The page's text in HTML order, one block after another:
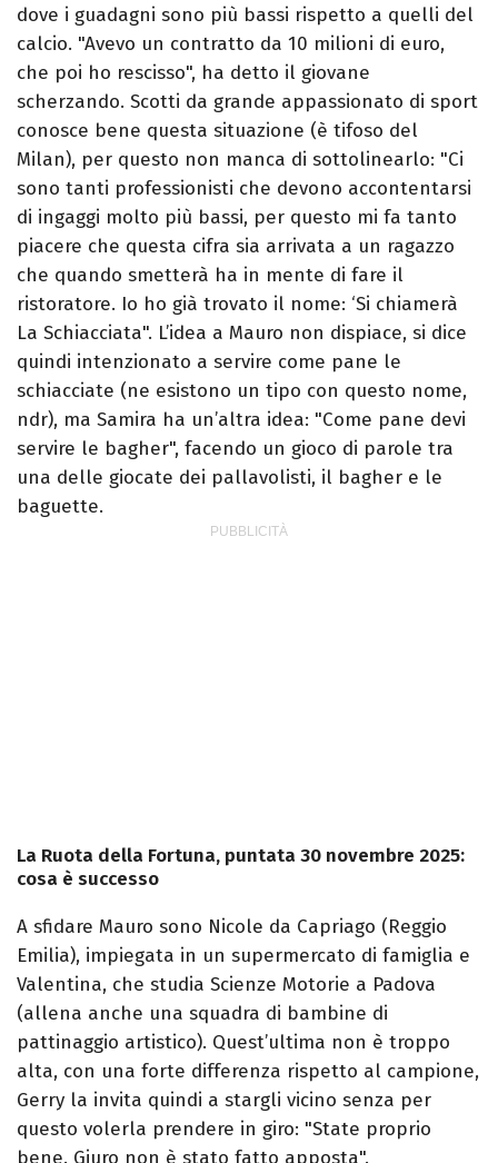
dove i guadagni sono più bassi rispetto a quelli del
calcio. "Avevo un contratto da 10 milioni di euro,
che poi ho rescisso", ha detto il giovane
scherzando. Scotti da grande appassionato di sport
conosce bene questa situazione (è tifoso del
Milan), per questo non manca di sottolinearlo: "Ci
sono tanti professionisti che devono accontentarsi
di ingaggi molto più bassi, per questo mi fa tanto
piacere che questa cifra sia arrivata a un ragazzo
che quando smetterà ha in mente di fare il
ristoratore. Io ho già trovato il nome: ‘Si chiamerà
La Schiacciata". L’idea a Mauro non dispiace, si dice
quindi intenzionato a servire come pane le
schiacciate (ne esistono un tipo con questo nome,
ndr), ma Samira ha un’altra idea: "Come pane devi
servire le bagher", facendo un gioco di parole tra
una delle giocate dei pallavolisti, il bagher e le
baguette.
La Ruota della Fortuna, puntata 30 novembre 2025:
cosa è successo
A sfidare Mauro sono Nicole da Capriago (Reggio
Emilia), impiegata in un supermercato di famiglia e
Valentina, che studia Scienze Motorie a Padova
(allena anche una squadra di bambine di
pattinaggio artistico). Quest’ultima non è troppo
alta, con una forte differenza rispetto al campione,
Gerry la invita quindi a stargli vicino senza per
questo volerla prendere in giro: "State proprio
bene. Giuro non è stato fatto apposta".